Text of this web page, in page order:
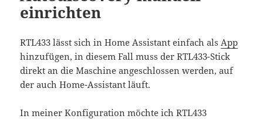
einrichten
RTL433 lässt sich in Home Assistant einfach als App
hinzufügen, in diesem Fall muss der RTL433-Stick
direkt an die Maschine angeschlossen werden, auf
der auch Home-Assistant läuft.
In meiner Konfiguration möchte ich RTL433